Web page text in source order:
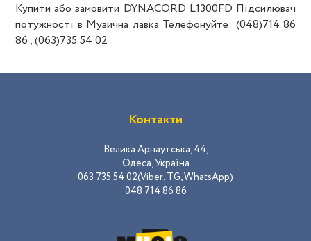
Купити або замовити DYNACORD L1300FD Підсилювач
потужності в Музична лавка Телефонуйте: (048)714 86
86 , (063)735 54 02
Контакти
Велика Арнаутська, 44,
Одеса, Україна
063 735 54 02(Viber, TG, WhatsApp)
048 714 86 86